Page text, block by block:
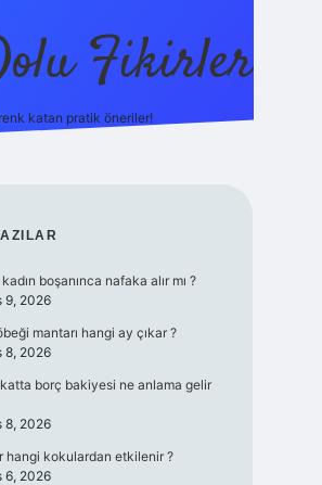
Fikirler
katan pratik öneriler!
boşanınca nafaka alır mı ?
9, 2026
mantarı hangi ay çıkar ?
8, 2026
borç bakiyesi ne anlama gelir
8, 2026
hangi kokulardan etkilenir ?
6, 2026